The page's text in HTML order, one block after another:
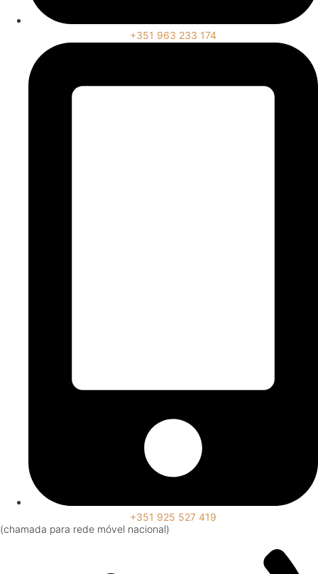
+351 963 233 174
+351 925 527 419
(chamada para rede móvel nacional)